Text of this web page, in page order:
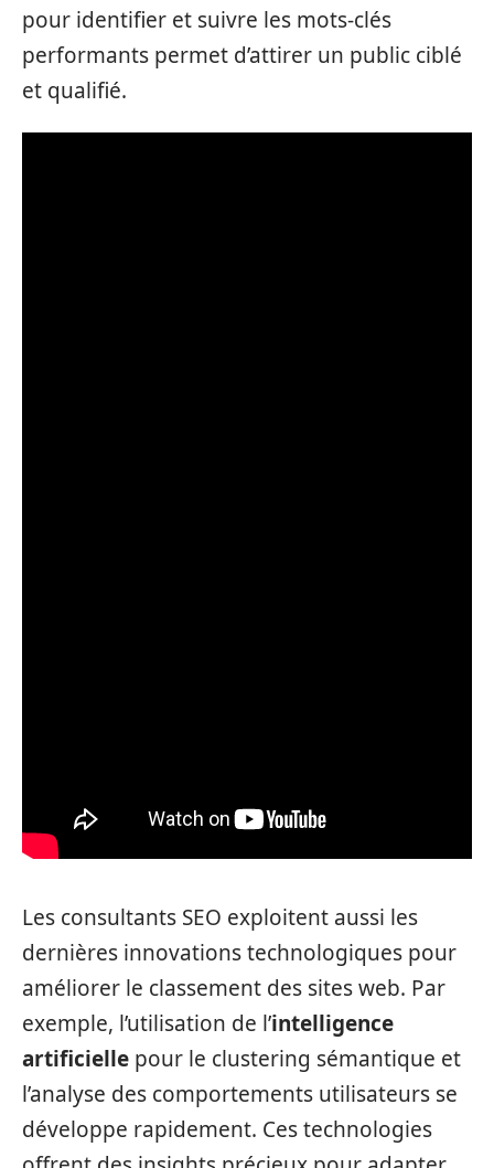
pour identifier et suivre les mots-clés
performants permet d’attirer un public ciblé
et qualifié.
Les consultants SEO exploitent aussi les
dernières innovations technologiques pour
améliorer le classement des sites web. Par
exemple, l’utilisation de l’intelligence
artificielle pour le clustering sémantique et
l’analyse des comportements utilisateurs se
développe rapidement. Ces technologies